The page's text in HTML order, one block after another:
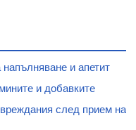
и апетит
и добавките
след прием на